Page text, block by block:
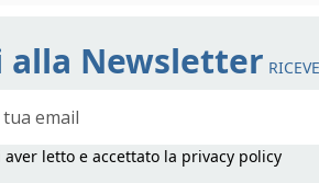
Newsletter
letto e accettato la privacy policy